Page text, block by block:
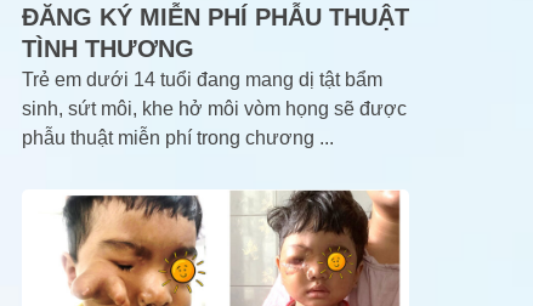
ĐĂNG KÝ MIỄN PHÍ PHẪU THUẬT
TÌNH THƯƠNG
Trẻ em dưới 14 tuổi đang mang dị tật bẩm
sinh, sứt môi, khe hở môi vòm họng sẽ được
phẫu thuật miễn phí trong chương ...